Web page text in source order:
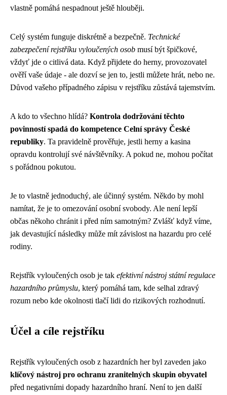
vlastně pomáhá nespadnout ještě hlouběji.
Celý systém funguje diskrétně a bezpečně. Technické
zabezpečení rejstříku vyloučených osob musí být špičkové,
vždyť jde o citlivá data. Když přijdete do herny, provozovatel
ověří vaše údaje - ale dozví se jen to, jestli můžete hrát, nebo ne.
Důvod vašeho případného zápisu v rejstříku zůstává tajemstvím.
A kdo to všechno hlídá? Kontrola dodržování těchto
povinností spadá do kompetence Celní správy České
republiky. Ta pravidelně prověřuje, jestli herny a kasina
opravdu kontrolují své návštěvníky. A pokud ne, mohou počítat
s pořádnou pokutou.
Je to vlastně jednoduchý, ale účinný systém. Někdo by mohl
namítat, že je to omezování osobní svobody. Ale není lepší
občas někoho chránit i před ním samotným? Zvlášť když víme,
jak devastující následky může mít závislost na hazardu pro celé
rodiny.
Rejstřík vyloučených osob je tak efektivní nástroj státní regulace
hazardního průmyslu, který pomáhá tam, kde selhal zdravý
rozum nebo kde okolnosti tlačí lidi do rizikových rozhodnutí.
Účel a cíle rejstříku
Rejstřík vyloučených osob z hazardních her byl zaveden jako
klíčový nástroj pro ochranu zranitelných skupin obyvatel
před negativními dopady hazardního hraní. Není to jen další